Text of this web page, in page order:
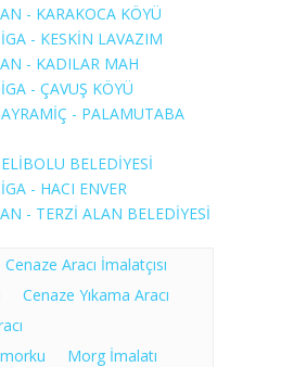
- KARAKOCA KÖYÜ
- KESKİN LAVAZIM
- KADILAR MAH
- ÇAVUŞ KÖYÜ
- PALAMUTABA
BELEDİYESİ
- HACI ENVER
- TERZİ ALAN BELEDİYESİ
Cenaze Aracı İmalatçısı
Cenaze Yıkama Aracı
Morg İmalatı